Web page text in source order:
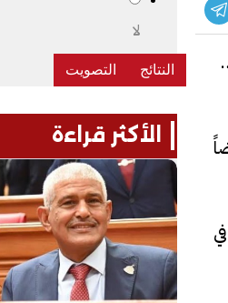
لا
الأكثر قراءة